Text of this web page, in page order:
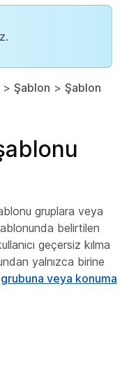
> Şablon > Şablon
gruplara veya
belirtilen
geçersiz kılma
yalnızca birine
veya konuma